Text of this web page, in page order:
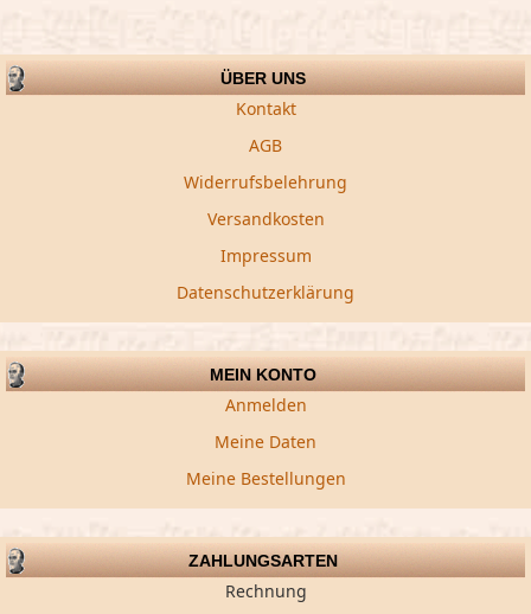
ÜBER UNS
Kontakt
AGB
Widerrufsbelehrung
Versandkosten
Impressum
Datenschutzerklärung
MEIN KONTO
Anmelden
Meine Daten
Meine Bestellungen
ZAHLUNGSARTEN
Rechnung